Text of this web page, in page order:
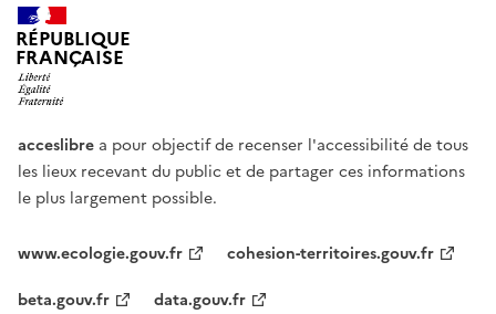
RÉPUBLIQUE
FRANÇAISE
acceslibre a pour objectif de recenser l'accessibilité de tous
les lieux recevant du public et de partager ces informations
le plus largement possible.
www.ecologie.gouv.fr
cohesion-territoires.gouv.fr
beta.gouv.fr
data.gouv.fr